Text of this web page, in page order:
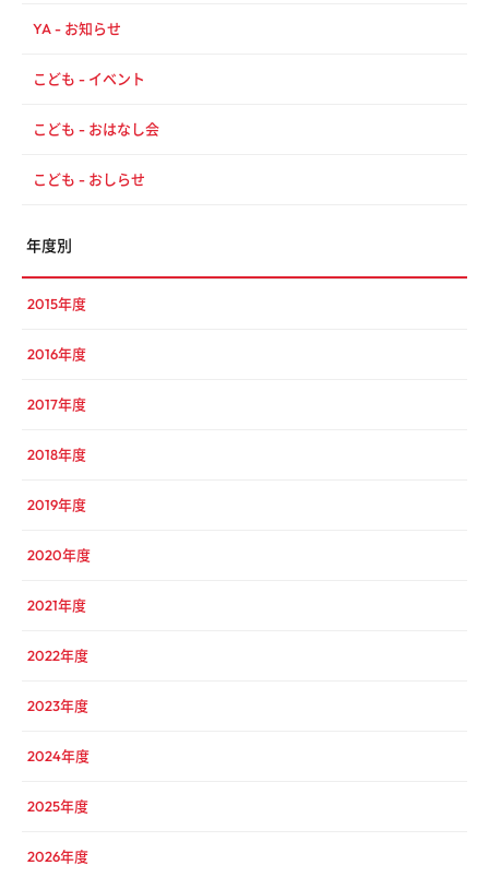
YA - お知らせ
こども - イベント
こども - おはなし会
こども - おしらせ
年度別
2015年度
2016年度
2017年度
2018年度
2019年度
2020年度
2021年度
2022年度
2023年度
2024年度
2025年度
2026年度